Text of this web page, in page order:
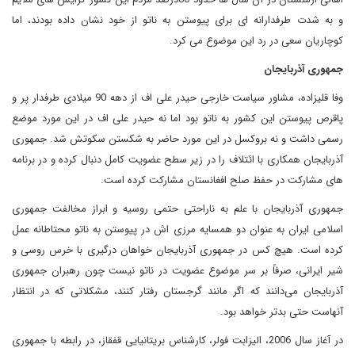
و به شدت طرفدارانه ای برای پیوستن به ناتو از خود نشان داده بودند، اما
کوچاریان سعی در رد این موضوع می کرد.
جمهوری آذربایجان
وفا قلیزاده، مشاور سیاست خارجی حیدر علی اف از دهه 90 میلادی طرفدار پر و
پاقرص پیوستن این کشور به ناتو بود اما نه حیدر علی اف در این مورد موضع
رسمی داشت و نه بروکسل در این مورد حاضر به شکستن سکوتش شد. جمهوری
آذربایجان همکاری با ائتلاف را در زیر سطح عضویت کامل دنبال کرده و در برنامه
های مشارکت در حفظ صلح افغانستان مشارکت کرده است.
جمهوری آذربایجان با علم به ناراحتی حتمی روسیه و ابراز مخالفت جمهوری
اسلامی ایران به عنوان دو همسایه مرزی اش در پیوستن به ناتو محتاطانه عمل
کرده است. هیچ کس در جمهوری آذربایجان خواهان درگیری با خرس روسی و
شیر ایرانی، صرفاً بر سر موضوع عضویت در ناتو نیست چون رهبران جمهوری
آذربایجان می‌دانند که اگر مانند گرجستان رفتار کنند، مشکلاتی که در انتظار
آنهاست حتی بدتر خواهد بود.
در آغاز سال 2006، الیزابت فولر، کارشناس بریتانیایی قفقاز، در رابطه با جمهوری